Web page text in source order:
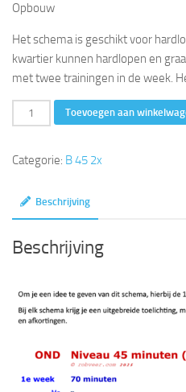
Opbouw
Het schema is geschikt voor
kwartier kunnen hardlopen en
met twee trainingen in de week.
minuten
weken,
per
aantal
Toevoegen aan
Categorie: B 45 2x
Beschrijving
Beschrijving